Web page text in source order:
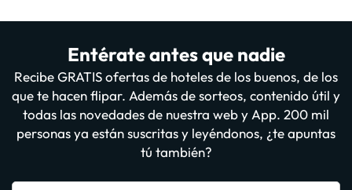
Entérate antes que nadie
Recibe GRATIS ofertas de hoteles de los buenos, de los
que te hacen flipar. Además de sorteos, contenido útil y
todas las novedades de nuestra web y App. 200 mil
personas ya están suscritas y leyéndonos, ¿te apuntas
tú también?